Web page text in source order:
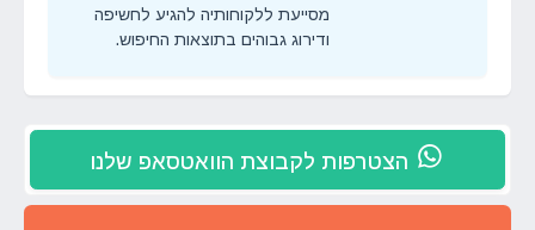
מסייעת ללקוחותיה להגיע לחשיפה
ודירוג גבוהים בתוצאות החיפוש.
הצטרפות לקבוצת הוואטסאפ שלנו